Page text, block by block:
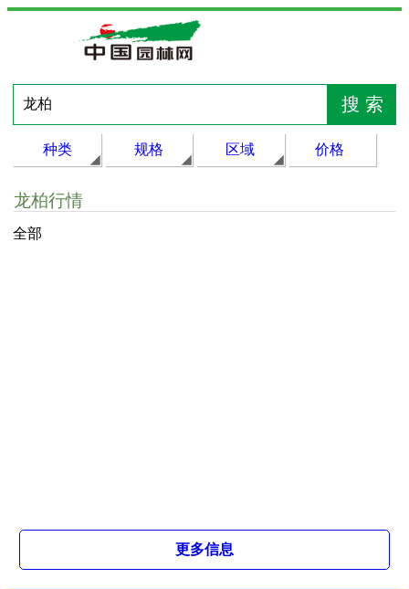
种类 规格 区域 价格
龙柏行情
全部
更多信息